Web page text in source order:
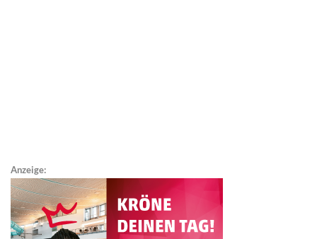
Anzeige: